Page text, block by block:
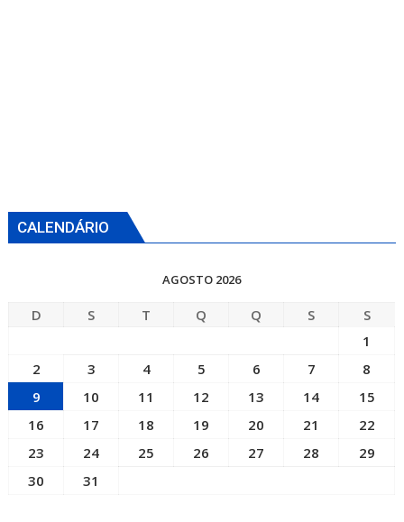
CALENDÁRIO
AGOSTO 2026
D S T Q Q S
S
1
2
3 4 5 6 7
8
9
10 11 12 13 14
15
16
17 18 19 20 21
22
23
24 25 26 27 28
29
30
31